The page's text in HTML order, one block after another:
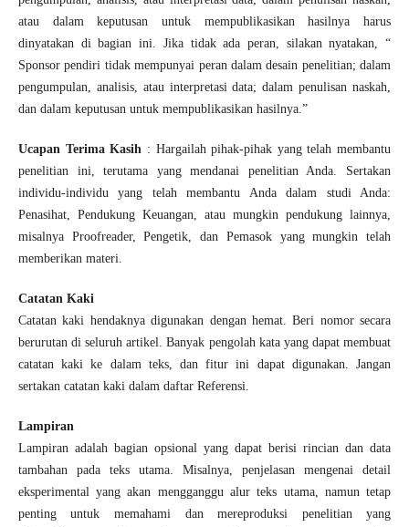
atau dalam keputusan untuk mempublikasikan hasilnya harus
dinyatakan di bagian ini. Jika tidak ada peran, silakan nyatakan, “
Sponsor pendiri tidak mempunyai peran dalam desain penelitian; dalam
pengumpulan, analisis, atau interpretasi data; dalam penulisan naskah,
dan dalam keputusan untuk mempublikasikan hasilnya.”
Ucapan Terima Kasih : Hargailah pihak-pihak yang telah membantu
penelitian ini, terutama yang mendanai penelitian Anda. Sertakan
individu-individu yang telah membantu Anda dalam studi Anda:
Penasihat, Pendukung Keuangan, atau mungkin pendukung lainnya,
misalnya Proofreader, Pengetik, dan Pemasok yang mungkin telah
memberikan materi.
Catatan Kaki
Catatan kaki hendaknya digunakan dengan hemat. Beri nomor secara
berurutan di seluruh artikel. Banyak pengolah kata yang dapat membuat
catatan kaki ke dalam teks, dan fitur ini dapat digunakan. Jangan
sertakan catatan kaki dalam daftar Referensi.
Lampiran
Lampiran adalah bagian opsional yang dapat berisi rincian dan data
tambahan pada teks utama. Misalnya, penjelasan mengenai detail
eksperimental yang akan mengganggu alur teks utama, namun tetap
penting untuk memahami dan mereproduksi penelitian yang